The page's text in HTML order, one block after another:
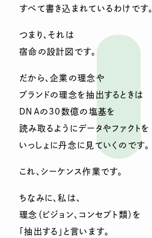
すべて書き込まれているわけです。
つまり、それは
宿命の設計図です。
だから、企業の理念や
ブランドの理念を抽出するときは
ＤＮＡの30数億の塩基を
読み取るようにデータやファクトを
いっしょに丹念に見ていくのです。
これ、シーケンス作業です。
ちなみに、私は、
理念（ビジョン、コンセプト類）を
「抽出する」と言います。